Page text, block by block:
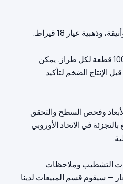
تبدأ برامج B2B عادةً من 50 إلى 100 قطعة لكل طراز. يمكن
الإنتاج الضخم لتأكيد
وفحص السطح والتحقق
في الاتحاد الأوروبي
التشطيب وملاحظات
— سيقوم قسم المبيعات لدينا